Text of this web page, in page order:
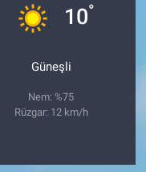
10°
Güneşli
Nem: %75
Rüzgar: 12 km/h